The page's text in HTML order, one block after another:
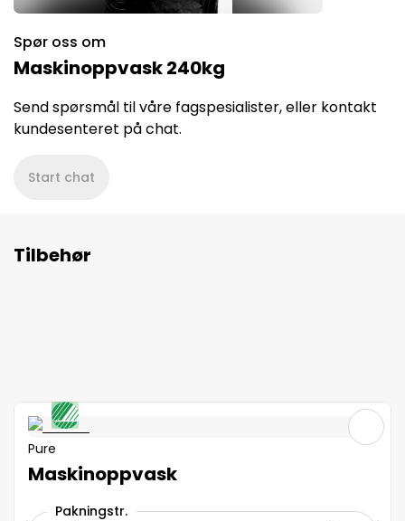
Spør oss om
Maskinoppvask 240kg
Send spørsmål til våre fagspesialister, eller kontakt
kundesenteret på chat.
Start chat
Tilbehør
Pure
Maskinoppvask
Pakningstr.